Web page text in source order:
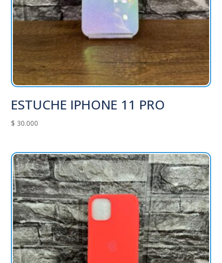
ESTUCHE IPHONE 11 PRO
$ 30.000